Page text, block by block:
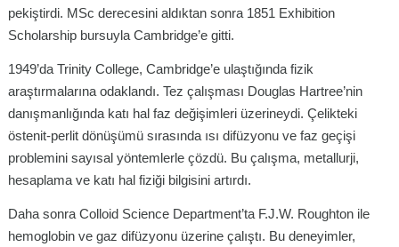
pekiştirdi. MSc derecesini aldıktan sonra 1851 Exhibition
Scholarship bursuyla Cambridge’e gitti.
1949’da Trinity College, Cambridge’e ulaştığında fizik
araştırmalarına odaklandı. Tez çalışması Douglas Hartree’nin
danışmanlığında katı hal faz değişimleri üzerineydi. Çelikteki
östenit-perlit dönüşümü sırasında ısı difüzyonu ve faz geçişi
problemini sayısal yöntemlerle çözdü. Bu çalışma, metallurji,
hesaplama ve katı hal fiziği bilgisini artırdı.
Daha sonra Colloid Science Department’ta F.J.W. Roughton ile
hemoglobin ve gaz difüzyonu üzerine çalıştı. Bu deneyimler,